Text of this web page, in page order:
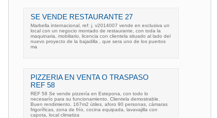
SE VENDE RESTAURANTE 27
Marbella internacional, ref: j. v2014007 vende en exclusiva un
local con un negocio montado de restaurante, con toda la
maquinaria, mobiliario, licencia con clientela situado al lado del
nuevo proyecto de la bajadilla , que sera uno de los puertos
ma
PIZZERIA EN VENTA O TRASPASO
REF 58
REF 58 Se vende pizzería en Estepona, con todo lo
necesarío para su funcionamiento. Clientela demostrable.
Buen rendimiento. 167m2 útiles, aforo 90 personas, cámaras
frigoríficas, zona de frío, cocina equipada, lavavajilla con
capota, local climatiza